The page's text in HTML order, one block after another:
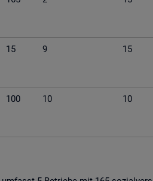
15 9 15
100 10 10